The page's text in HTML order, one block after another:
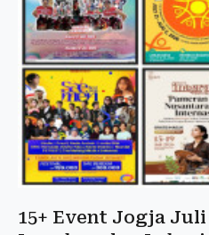
15+ Event Jogja